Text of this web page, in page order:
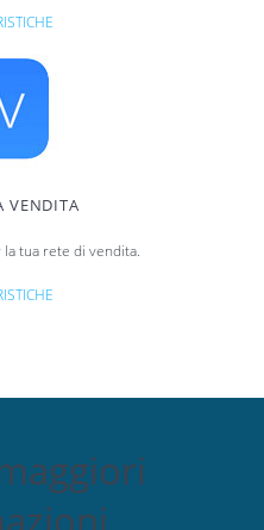
VENDITA
la tua rete di vendita.